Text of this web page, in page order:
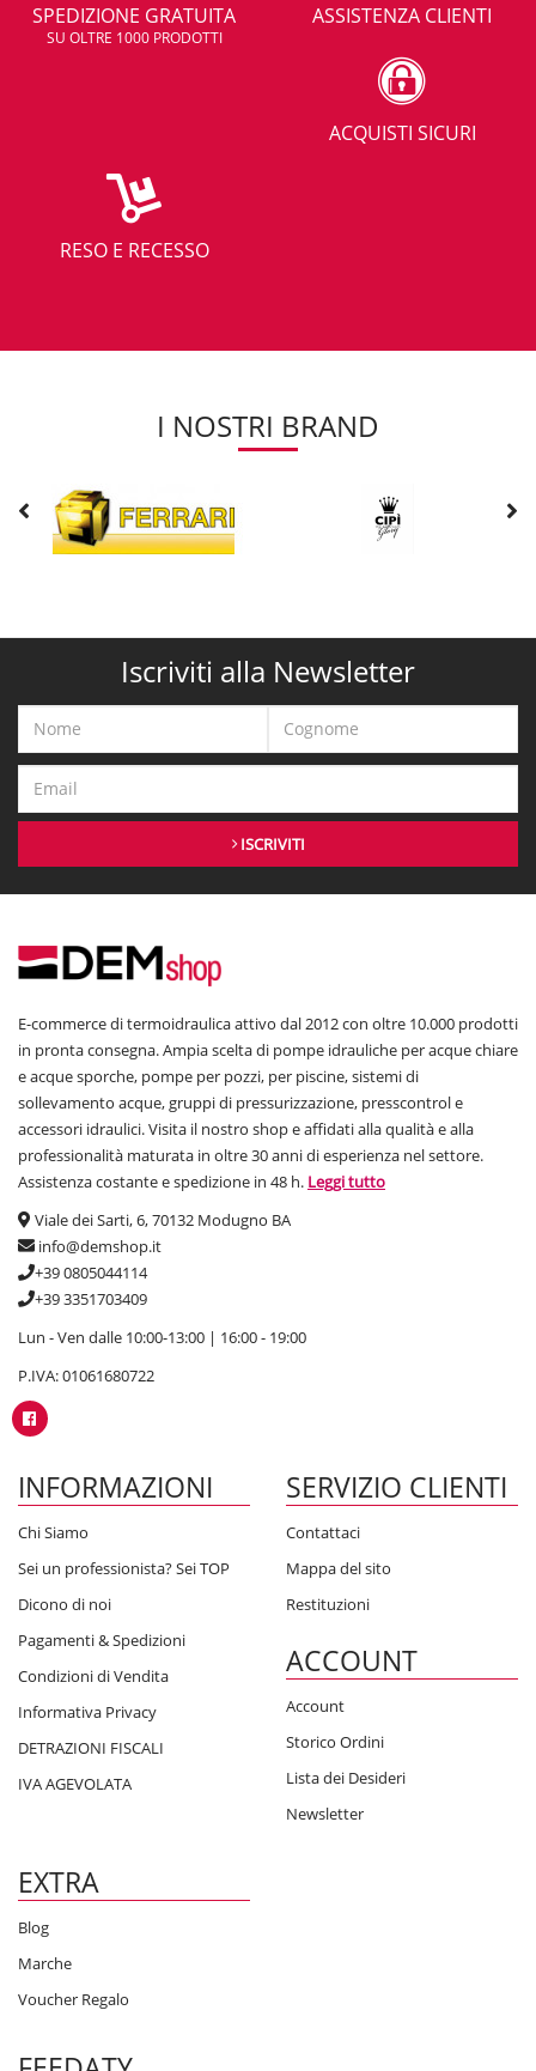
SPEDIZIONE GRATUITA
SU OLTRE 1000 PRODOTTI
ASSISTENZA CLIENTI
ACQUISTI SICURI
RESO E RECESSO
I NOSTRI BRAND
Iscriviti alla Newsletter
ISCRIVITI
E-commerce di termoidraulica attivo dal 2012 con oltre 10.000 prodotti
in pronta consegna. Ampia scelta di pompe idrauliche per acque chiare
e acque sporche, pompe per pozzi, per piscine, sistemi di
sollevamento acque, gruppi di pressurizzazione, presscontrol e
accessori idraulici. Visita il nostro shop e affidati alla qualità e alla
professionalità maturata in oltre 30 anni di esperienza nel settore.
Assistenza costante e spedizione in 48 h. Leggi tutto
Viale dei Sarti, 6, 70132 Modugno BA
info@demshop.it
+39 0805044114
+39 3351703409
Lun - Ven dalle 10:00-13:00 | 16:00 - 19:00
P.IVA: 01061680722
INFORMAZIONI
Chi Siamo
Sei un professionista? Sei TOP
Dicono di noi
Pagamenti & Spedizioni
Condizioni di Vendita
Informativa Privacy
DETRAZIONI FISCALI
IVA AGEVOLATA
SERVIZIO CLIENTI
Contattaci
Mappa del sito
Restituzioni
ACCOUNT
Account
Storico Ordini
Lista dei Desideri
Newsletter
EXTRA
Blog
Marche
Voucher Regalo